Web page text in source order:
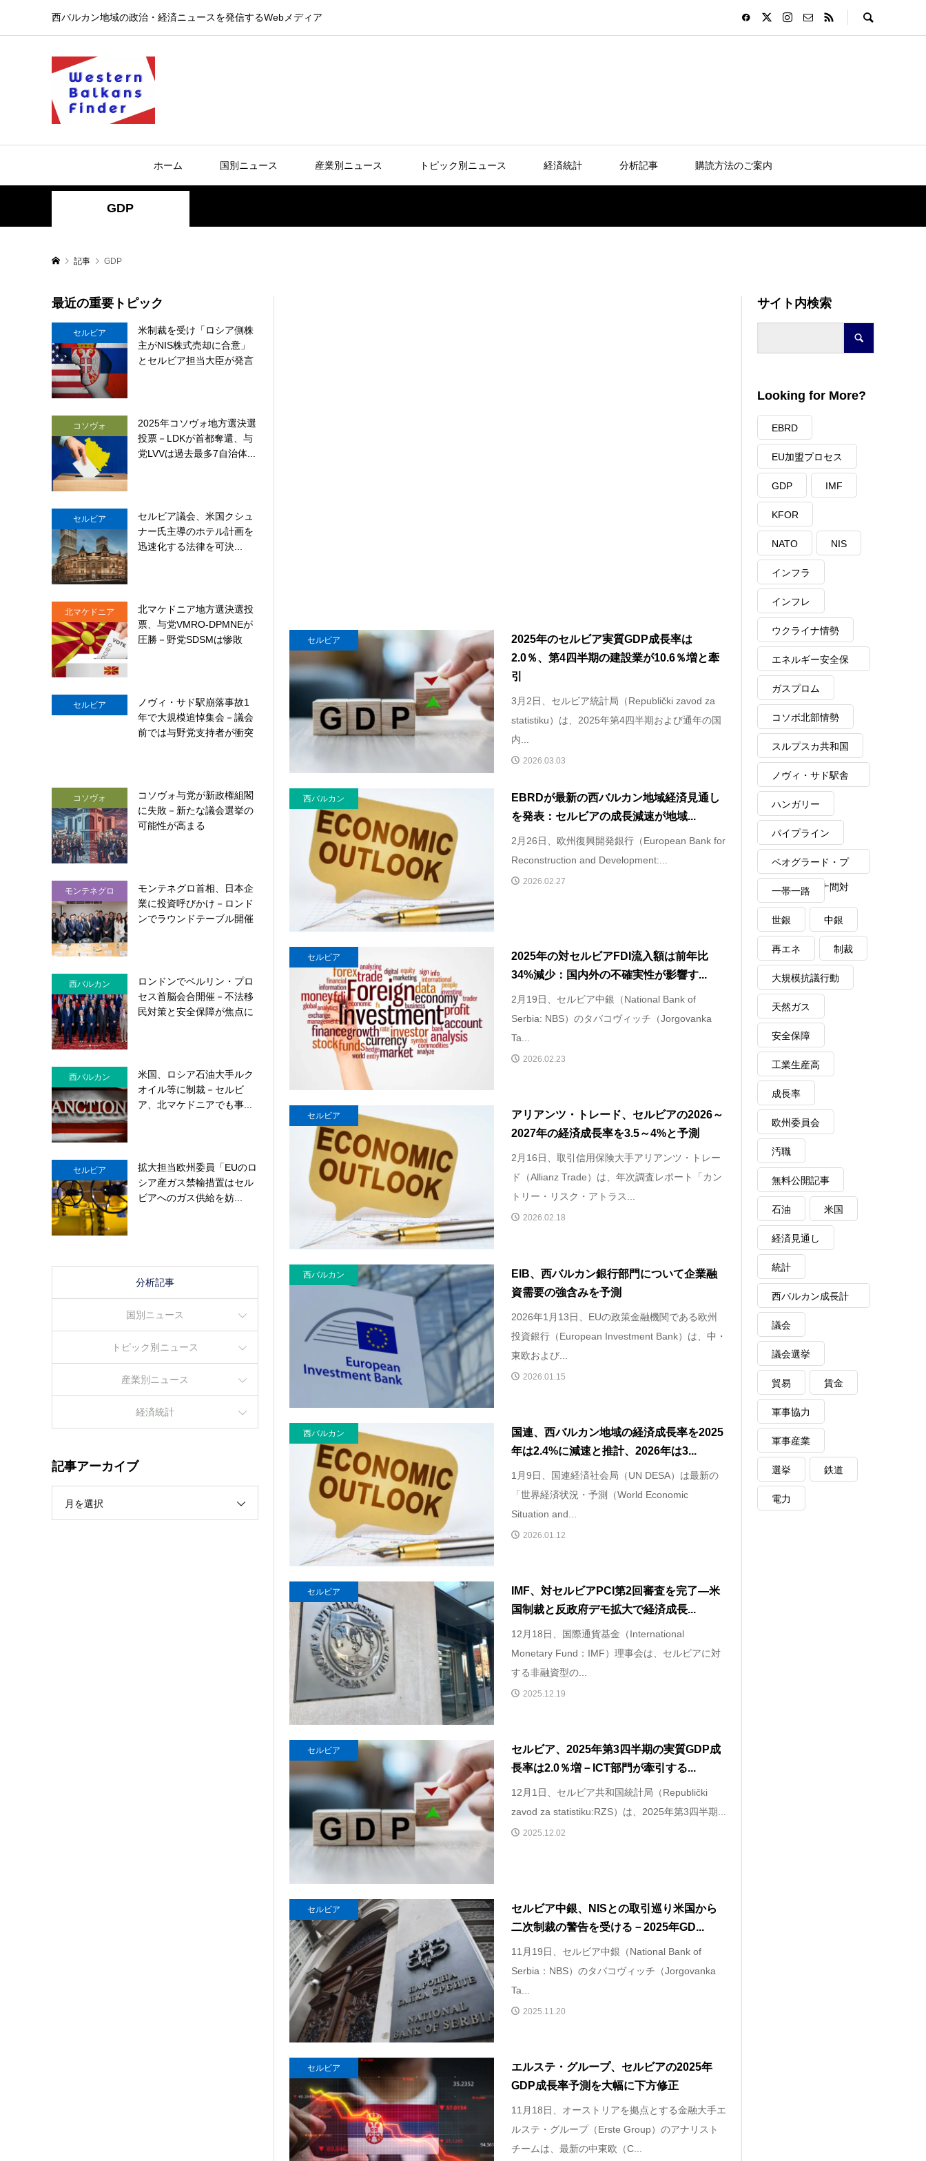
西バルカン地域の政治・経済ニュースを発信するWebメディア
ホーム 国別ニュース 産業別ニュース トピック別ニュース 経済統計 分析記事 購読方法のご案内
GDP
記事 GDP
トライカー装甲車17台を受領
セルビア
2025年のセルビア実質GDP成長率は
2.0％、第4四半期の建設業が10.6％増と牽
引
3月2日、セルビア統計局（Republički zavod za
statistiku）は、2025年第4四半期および通年の国
内...
2026.03.03
西バルカン
EBRDが最新の西バルカン地域経済見通し
を発表：セルビアの成長減速が地域...
2月26日、欧州復興開発銀行（European Bank for
Reconstruction and Development:...
2026.02.27
セルビア
2025年の対セルビアFDI流入額は前年比
34%減少：国内外の不確実性が影響す...
2月19日、セルビア中銀（National Bank of
Serbia: NBS）のタバコヴィッチ（Jorgovanka
Ta...
2026.02.23
セルビア
アリアンツ・トレード、セルビアの2026～
2027年の経済成長率を3.5～4%と予測
2月16日、取引信用保険大手アリアンツ・トレー
ド（Allianz Trade）は、年次調査レポート「カン
トリー・リスク・アトラス...
2026.02.18
西バルカン
EIB、西バルカン銀行部門について企業融
資需要の強含みを予測
2026年1月13日、EUの政策金融機関である欧州
投資銀行（European Investment Bank）は、中・
東欧および...
2026.01.15
西バルカン
国連、西バルカン地域の経済成長率を2025
年は2.4%に減速と推計、2026年は3...
1月9日、国連経済社会局（UN DESA）は最新の
「世界経済状況・予測（World Economic
Situation and...
2026.01.12
セルビア
IMF、対セルビアPCI第2回審査を完了―米
国制裁と反政府デモ拡大で経済成長...
12月18日、国際通貨基金（International
Monetary Fund：IMF）理事会は、セルビアに対
する非融資型の...
2025.12.19
セルビア
セルビア、2025年第3四半期の実質GDP成
長率は2.0％増－ICT部門が牽引する...
12月1日、セルビア共和国統計局（Republički
zavod za statistiku:RZS）は、2025年第3四半期...
2025.12.02
セルビア
セルビア中銀、NISとの取引巡り米国から
二次制裁の警告を受ける－2025年GD...
11月19日、セルビア中銀（National Bank of
Serbia：NBS）のタバコヴィッチ（Jorgovanka
Ta...
2025.11.20
セルビア
エルステ・グループ、セルビアの2025年
GDP成長率予測を大幅に下方修正
11月18日、オーストリアを拠点とする金融大手エ
ルステ・グループ（Erste Group）のアナリスト
チームは、最新の中東欧（C...
最近の重要トピック
セルビア
米制裁を受け「ロシア側株
主がNIS株式売却に合意」
とセルビア担当大臣が発言
コソヴォ
2025年コソヴォ地方選決選
投票－LDKが首都奪還、与
党LVVは過去最多7自治体...
セルビア
セルビア議会、米国クシュ
ナー氏主導のホテル計画を
迅速化する法律を可決...
北マケドニア
北マケドニア地方選決選投
票、与党VMRO-DPMNEが
圧勝－野党SDSMは惨敗
セルビア
ノヴィ・サド駅崩落事故1
年で大規模追悼集会－議会
前では与野党支持者が衝突
コソヴォ
コソヴォ与党が新政権組閣
に失敗－新たな議会選挙の
可能性が高まる
モンテネグロ
モンテネグロ首相、日本企
業に投資呼びかけ－ロンド
ンでラウンドテーブル開催
西バルカン
ロンドンでベルリン・プロ
セス首脳会合開催－不法移
民対策と安全保障が焦点に
西バルカン
米国、ロシア石油大手ルク
オイル等に制裁－セルビ
ア、北マケドニアでも事...
セルビア
拡大担当欧州委員「EUのロ
シア産ガス禁輸措置はセル
ビアへのガス供給を妨...
分析記事
国別ニュース
トピック別ニュース
産業別ニュース
経済統計
記事アーカイブ
月を選択
サイト内検索
Looking for More?
EBRD
EU加盟プロセス
GDP IMF
KFOR
NATO NIS
インフラ
インフレ
ウクライナ情勢
エネルギー安全保
障
ガスプロム
コソボ北部情勢
スルプスカ共和国
ノヴィ・サド駅舎
崩落事故
ハンガリー
パイプライン
ベオグラード・プ
リシュティナ間対
話
一帯一路
世銀 中銀
再エネ 制裁
大規模抗議行動
天然ガス
安全保障
工業生産高
成長率
欧州委員会
汚職
無料公開記事
石油 米国
経済見通し
統計
西バルカン成長計
画
議会
議会選挙
貿易 賃金
軍事協力
軍事産業
選挙 鉄道
電力